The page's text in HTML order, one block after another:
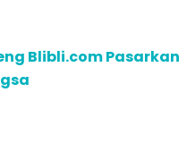
Blibli.com Pasarkan